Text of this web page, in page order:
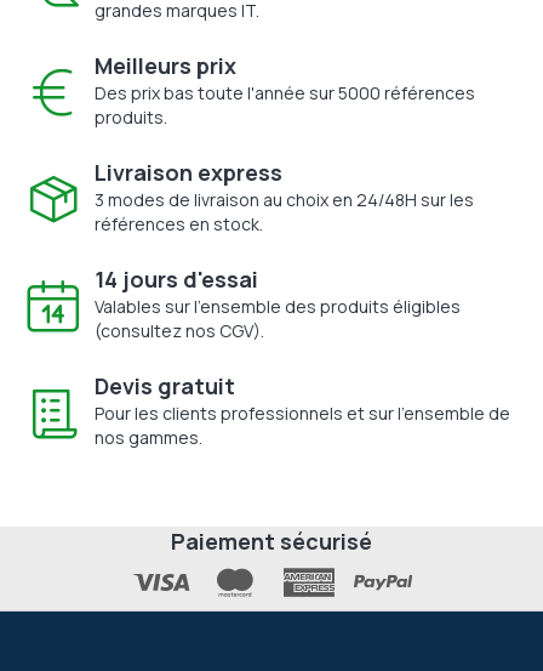
grandes marques IT.
Meilleurs prix
Des prix bas toute l'année sur 5000 références
produits.
Livraison express
3 modes de livraison au choix en 24/48H sur les
références en stock.
14 jours d'essai
Valables sur l'ensemble des produits éligibles
(consultez nos CGV).
Devis gratuit
Pour les clients professionnels et sur l'ensemble de
nos gammes.
Paiement sécurisé